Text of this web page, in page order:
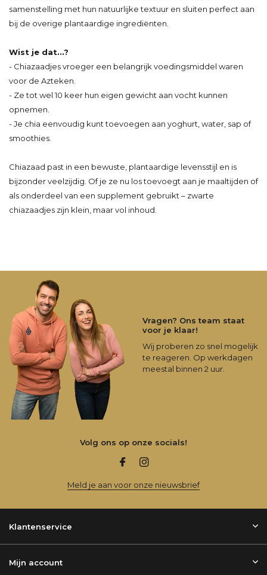
samenstelling met hun natuurlijke textuur en sluiten perfect aan
bij de overige plantaardige ingrediënten.
Wist je dat...?
- Chiazaadjes vroeger een belangrijk voedingsmiddel waren
voor de Azteken.
- Ze tot wel 10 keer hun eigen gewicht aan vocht kunnen
opnemen.
- Je chia eenvoudig kunt toevoegen aan yoghurt, water, sap of
smoothies.
Chiazaad past in een bewuste, plantaardige levensstijl en is
bijzonder veelzijdig. Of je ze nu los toevoegt aan je maaltijden of
als onderdeel van een supplement gebruikt – zwarte
chiazaadjes zijn klein, maar vol inhoud.
Vragen? Ons team staat
voor je klaar!
Wij proberen zo snel mogelijk
te reageren. Op werkdagen
meestal binnen 2 uur.
Volg ons op onze socials!
Meld je aan voor onze nieuwsbrief
Klantenservice
Mijn account